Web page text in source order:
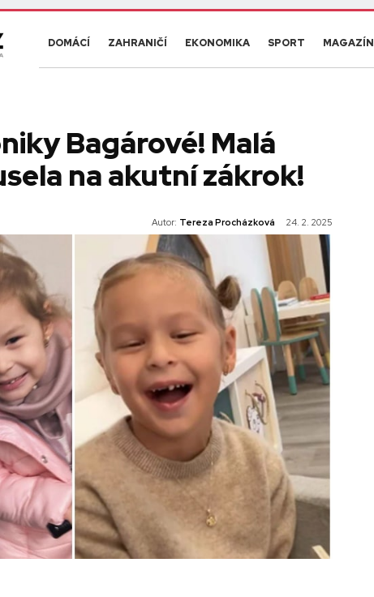
DOMÁCÍ ZAHRANIČÍ EKONOMIKA SPORT MAGAZÍN
Bagárové! Malá
na akutní zákrok!
24. 2. 2025
Autor: Tereza Procházková